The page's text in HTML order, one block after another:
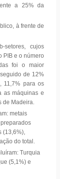
a 25% da
à frente de
cujos
PIB e o número
foi o maior
de 12%
11,7% para os
as máquinas e
de Madeira.
metais
(13,6%),
do total.
Turquia
(5,1%) e